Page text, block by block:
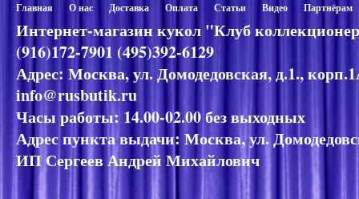
Главная О нас Доставка Оплата Статьи Видео Партнёрам
Интернет-магазин кукол "Клуб
(916)172-7901 (495)392-6129
Адрес: Москва, ул. Домодедовская, д.1.,
info@rusbutik.ru
Часы работы: 14.00-02.00 без выходных
Адрес пункта выдачи: Москва, ул.
ИП Сергеев Андрей Михайлович